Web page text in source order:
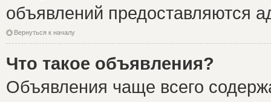
объявлений предоставляются
Вернуться к началу
Что такое объявления?
Объявления чаще всего